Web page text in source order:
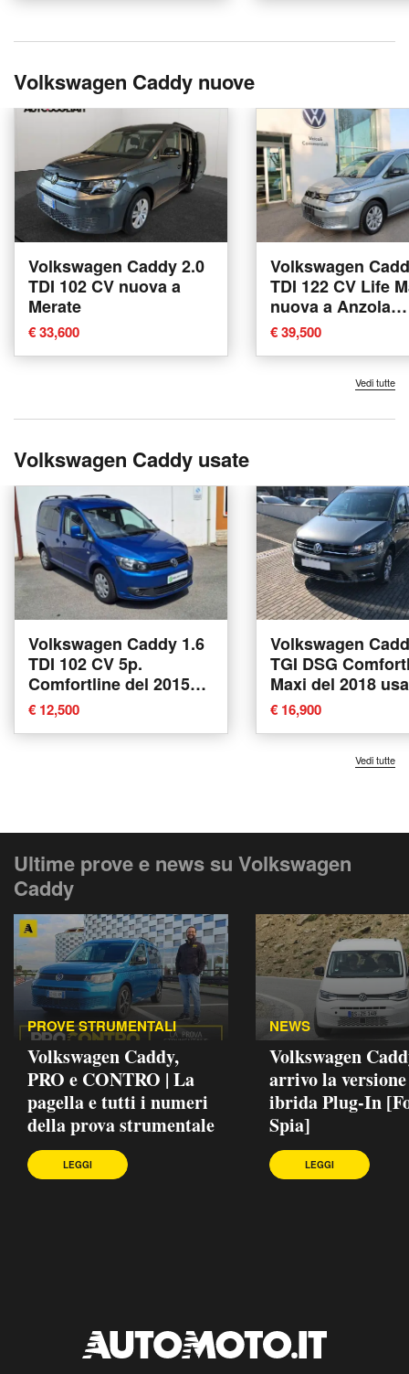
Volkswagen Caddy nuove
Volkswagen Caddy 2.0
TDI 102 CV nuova a
Merate
€ 33,600
Volkswagen
TDI 122 CV Life
nuova a Anzola
dell'Emilia
€ 39,500
Vedi tutte
Volkswagen Caddy usate
Volkswagen Caddy 1.6
TDI 102 CV 5p.
Comfortline del 2015
usata a Feltre
€ 12,500
Volkswagen
TGI DSG
Maxi del 2018
Villorba
€ 16,900
Vedi tutte
Ultime prove e news su Volkswagen
Caddy
PROVE STRUMENTALI
Volkswagen Caddy,
PRO e CONTRO | La
pagella e tutti i numeri
della prova strumentale
LEGGI
NEWS
Volkswagen
arrivo la versione
ibrida Plug-In
Spia]
LEGGI